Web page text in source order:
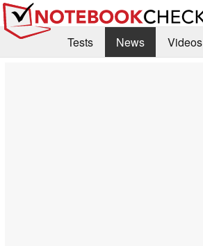
Tests News
Videos